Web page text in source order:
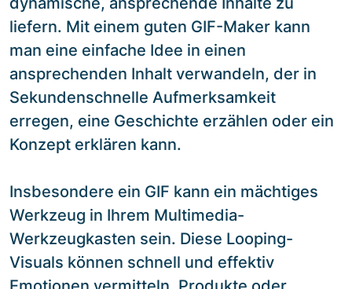
liefern. Mit einem guten GIF-Maker kann
man eine einfache Idee in einen
ansprechenden Inhalt verwandeln, der in
Sekundenschnelle Aufmerksamkeit
erregen, eine Geschichte erzählen oder ein
Konzept erklären kann.
Insbesondere ein GIF kann ein mächtiges
Werkzeug in Ihrem Multimedia-
Werkzeugkasten sein. Diese Looping-
Visuals können schnell und effektiv